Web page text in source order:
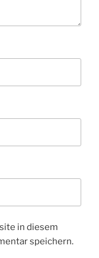
in diesem
speichern.